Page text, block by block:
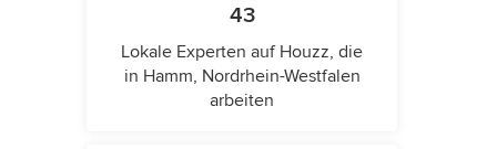
43
Lokale Experten auf Houzz, die
in Hamm, Nordrhein-Westfalen
arbeiten